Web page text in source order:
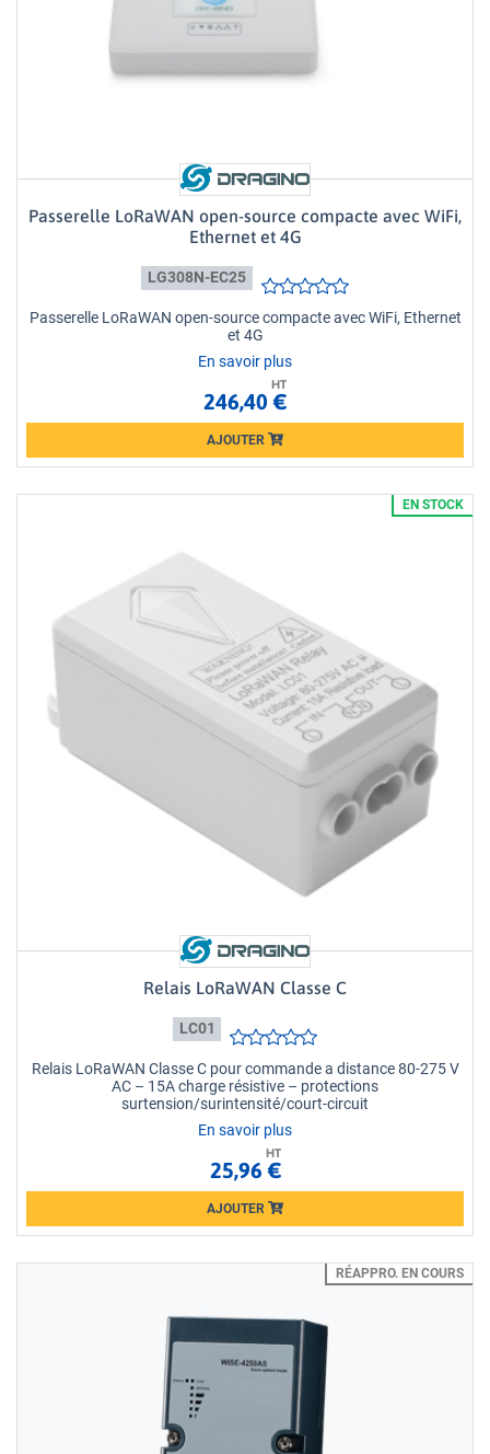
Passerelle LoRaWAN open-source compacte avec WiFi,
Ethernet et 4G
LG308N-EC25
Passerelle LoRaWAN open-source compacte avec WiFi, Ethernet
et 4G
En savoir plus
HT
246,40 €
AJOUTER
Loading...
EN STOCK
Relais LoRaWAN Classe C
LC01
Relais LoRaWAN Classe C pour commande a distance 80-275 V
AC – 15A charge résistive – protections
surtension/surintensité/court-circuit
En savoir plus
HT
25,96 €
AJOUTER
Loading...
RÉAPPRO. EN COURS